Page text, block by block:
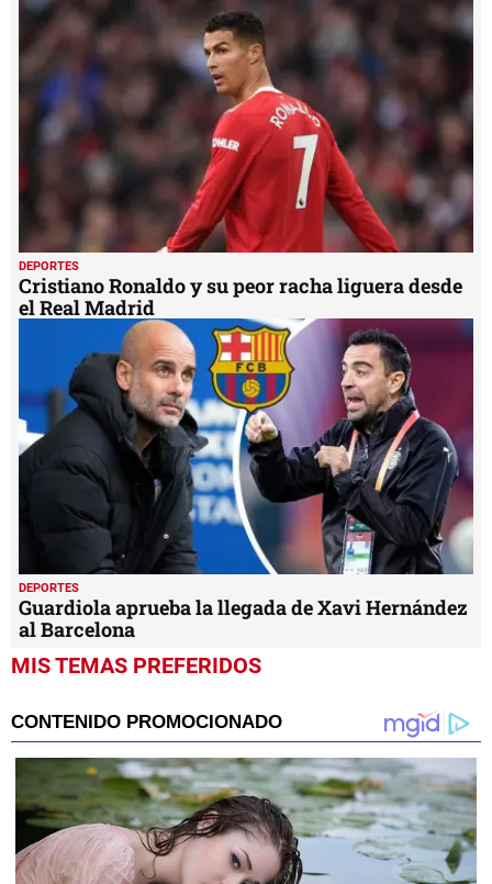
DEPORTES
Cristiano Ronaldo y su peor racha liguera desde
el Real Madrid
DEPORTES
Guardiola aprueba la llegada de Xavi Hernández
al Barcelona
MIS TEMAS PREFERIDOS